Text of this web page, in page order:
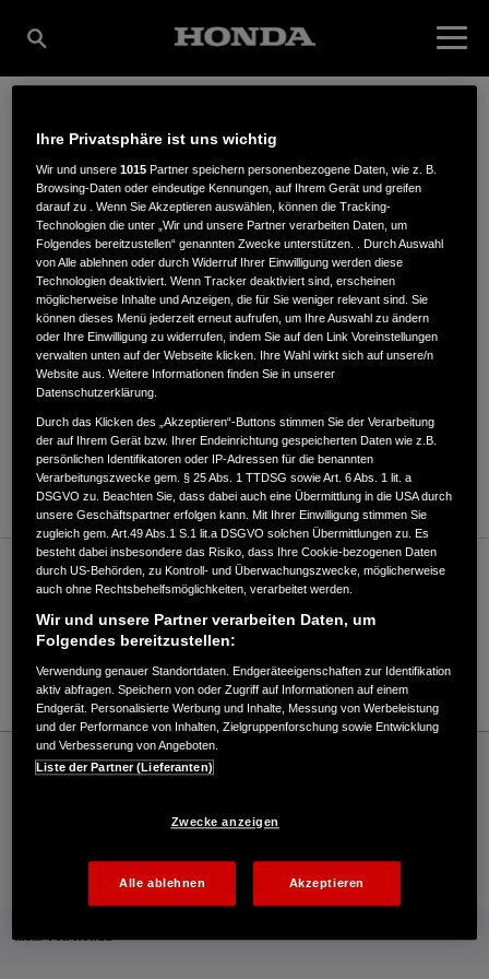
EL-SHARIF AQUA
SPORT
NEVIGESER STR. 77,42113,Wuppertal
ANFAHRTSBESCHREIBUNG ANFORDERN
WEBSITE
Verkauf / Kundendienst
0202/760325
E-Mail
Honda
Industrie
EL-SHARIF AQUA SPORT - Industrial – Honda - HONDA Deutschland Offizielle Website
Mehr von Honda
Ihre Privatsphäre ist uns wichtig
Wir und unsere1015 Partner speichern personenbezogene Daten, wie z. B.
Browsing-Daten oder eindeutige Kennungen, auf Ihrem Gerät und greifen
darauf zu . Wenn Sie Akzeptieren auswählen, können die Tracking-
Technologien die unter „Wir und unsere Partner verarbeiten Daten, um
Folgendes bereitzustellen“ genannten Zwecke unterstützen. . Durch Auswahl
von Alle ablehnen oder durch Widerruf Ihrer Einwilligung werden diese
Technologien deaktiviert. Wenn Tracker deaktiviert sind, erscheinen
möglicherweise Inhalte und Anzeigen, die für Sie weniger relevant sind. Sie
können dieses Menü jederzeit erneut aufrufen, um Ihre Auswahl zu ändern
oder Ihre Einwilligung zu widerrufen, indem Sie auf den Link Voreinstellungen
verwalten unten auf der Webseite klicken. Ihre Wahl wirkt sich auf unsere/n
Website aus. Weitere Informationen finden Sie in unserer
Datenschutzerklärung.
Durch das Klicken des „Akzeptieren“-Buttons stimmen Sie der Verarbeitung
der auf Ihrem Gerät bzw. Ihrer Endeinrichtung gespeicherten Daten wie z.B.
persönlichen Identifikatoren oder IP-Adressen für die benannten
Verarbeitungszwecke gem. § 25 Abs. 1 TTDSG sowie Art. 6 Abs. 1 lit. a
DSGVO zu. Beachten Sie, dass dabei auch eine Übermittlung in die USA durch
unsere Geschäftspartner erfolgen kann. Mit Ihrer Einwilligung stimmen Sie
zugleich gem. Art.49 Abs.1 S.1 lit.a DSGVO solchen Übermittlungen zu. Es
besteht dabei insbesondere das Risiko, dass Ihre Cookie-bezogenen Daten
durch US-Behörden, zu Kontroll- und Überwachungszwecke, möglicherweise
auch ohne Rechtsbehelfsmöglichkeiten, verarbeitet werden.
Wir und unsere Partner verarbeiten Daten, um
Folgendes bereitzustellen:
Verwendung genauer Standortdaten. Endgeräteeigenschaften zur Identifikation
aktiv abfragen. Speichern von oder Zugriff auf Informationen auf einem
Endgerät. Personalisierte Werbung und Inhalte, Messung von Werbeleistung
und der Performance von Inhalten, Zielgruppenforschung sowie Entwicklung
und Verbesserung von Angeboten.
Liste der Partner (Lieferanten)
Zwecke anzeigen
Alle ablehnen Akzeptieren